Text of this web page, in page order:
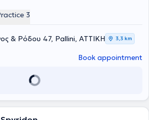
3
& Ρόδου 47, Pallini, ΑΤΤΙΚΗ 3,3 km
Book appointment